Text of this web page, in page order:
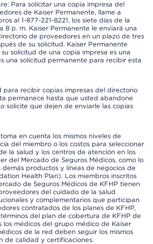
Para solicitar una copia impresa del
de Kaiser Permanente, llame a
al 1-877-221-8221, los siete días de la
8 p. m. Kaiser Permanente le enviará una
de proveedores en un plazo de tres
de su solicitud. Kaiser Permanente
solicitud de una copia impresa es una
una solicitud permanente para recibir esta
para recibir copias impresas del directorio
permanece hasta que usted abandone
solicite que dejen de enviarle las copias
en cuenta los mismos niveles de
del miembro o los costos para seleccionar
la salud y los centros de atención en los
del Mercado de Seguros Médicos, como lo
demás productos y líneas de negocios de
Health Plan). Los miembros inscritos
de Seguros Médicos de KFHP tienen
del cuidado de la salud
y complementarios que participan
contratados de los planes de KFHP,
del plan de cobertura de KFHP de
los médicos del grupo médico de Kaiser
de la red deben seguir los mismos
de calidad y certificaciones.